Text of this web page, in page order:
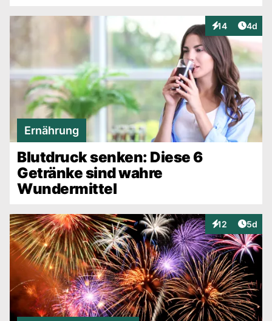
14
Interaktionen
4d
Ernährung
Blutdruck senken: Diese 6
Getränke sind wahre
Wundermittel
12
Interaktionen
5d